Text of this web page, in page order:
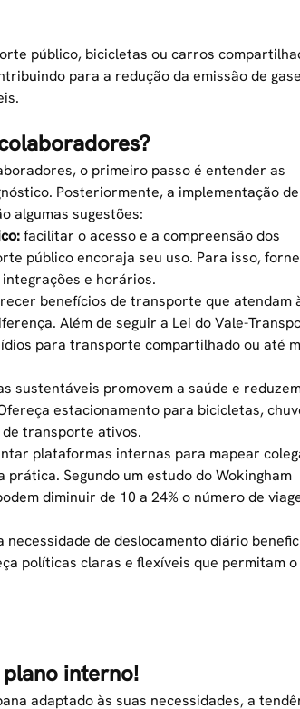
público, bicicletas ou carros
para a redução da emissão de
o primeiro passo é entender as
Posteriormente, a implementação de
algumas sugestões:
facilitar o acesso e a compreensão dos
públicoencoraja seu uso. Para isso,
e horários.
benefícios de transporte que atendam
Além de seguir a Lei do Vale-
para transporte compartilhado ou até
sustentáveis promovem a saúde e
estacionamento para bicicletas,
transporte ativos.
plataformas internas para mapear
Segundo um estudo do Wokingham
diminuir de 10 a 24% o número de
necessidade de deslocamento diário
políticas claras e flexíveis que permitam o
interno!
adaptado às suas necessidades, a